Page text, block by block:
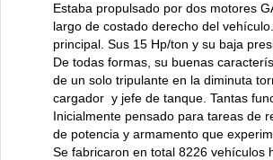
Estaba propulsado por dos motores
largo de costado derecho del
principal. Sus 15 Hp/ton y su baja
De todas formas, su buenas
de un solo tripulante en la diminuta
cargador y jefe de tanque. Tantas
Inicialmente pensado para tareas de
de potencia y armamento que
Se fabricaron en total 8226 vehículos